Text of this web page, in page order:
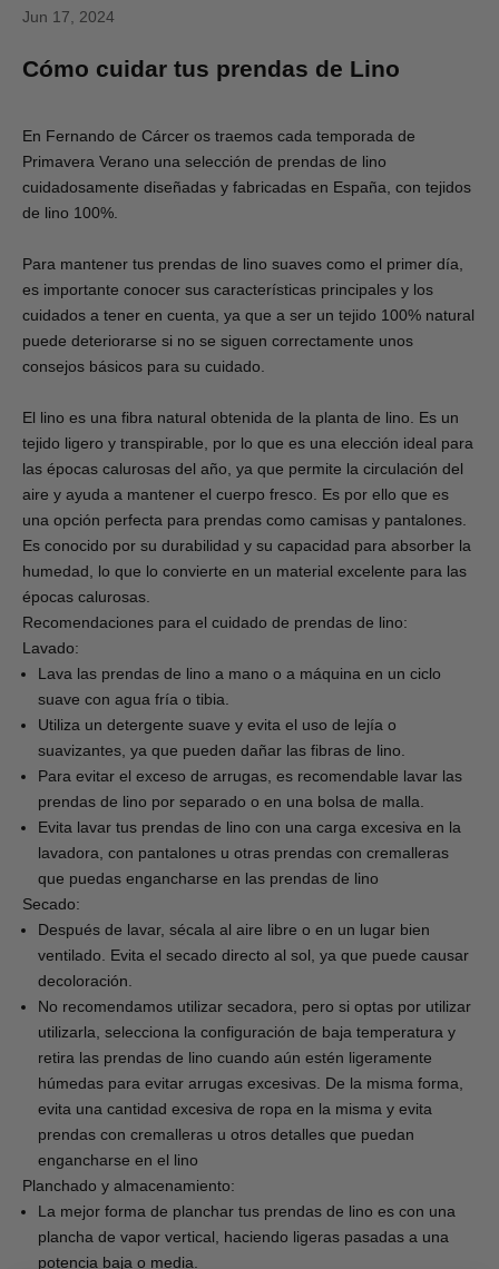
Jun 17, 2024
Cómo cuidar tus prendas de Lino
En Fernando de Cárcer os traemos cada temporada de
Primavera Verano una selección de prendas de lino
cuidadosamente diseñadas y fabricadas en España, con tejidos
de lino 100%.
Para mantener tus prendas de lino suaves como el primer día,
es importante conocer sus características principales y los
cuidados a tener en cuenta, ya que a ser un tejido 100% natural
puede deteriorarse si no se siguen correctamente unos
consejos básicos para su cuidado.
El lino es una fibra natural obtenida de la planta de lino. Es un
tejido ligero y transpirable, por lo que es una elección ideal para
las épocas calurosas del año, ya que permite la circulación del
aire y ayuda a mantener el cuerpo fresco. Es por ello que es
una opción perfecta para prendas como camisas y pantalones.
Es conocido por su durabilidad y su capacidad para absorber la
humedad, lo que lo convierte en un material excelente para las
épocas calurosas.
Recomendaciones para el cuidado de prendas de lino:
Lavado:
Lava las prendas de lino a mano o a máquina en un ciclo
suave con agua fría o tibia.
Utiliza un detergente suave y evita el uso de lejía o
suavizantes, ya que pueden dañar las fibras de lino.
Para evitar el exceso de arrugas, es recomendable lavar las
prendas de lino por separado o en una bolsa de malla.
Evita lavar tus prendas de lino con una carga excesiva en la
lavadora, con pantalones u otras prendas con cremalleras
que puedas engancharse en las prendas de lino
Secado:
Después de lavar, sécala al aire libre o en un lugar bien
ventilado. Evita el secado directo al sol, ya que puede causar
decoloración.
No recomendamos utilizar secadora, pero si optas por utilizar
utilizarla, selecciona la configuración de baja temperatura y
retira las prendas de lino cuando aún estén ligeramente
húmedas para evitar arrugas excesivas. De la misma forma,
evita una cantidad excesiva de ropa en la misma y evita
prendas con cremalleras u otros detalles que puedan
engancharse en el lino
Planchado y almacenamiento:
La mejor forma de planchar tus prendas de lino es con una
plancha de vapor vertical, haciendo ligeras pasadas a una
potencia baja o media.